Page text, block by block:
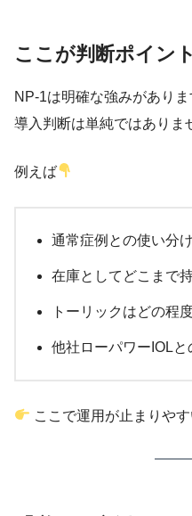
ここが判断ポイン
NP-1は明確な強みがありま
導入判断は単純ではありま
例えば
通常症例との使い分
在庫としてどこまで
トーリックはどの程
他社ローパワーIOLと
ここで運用が止まりや